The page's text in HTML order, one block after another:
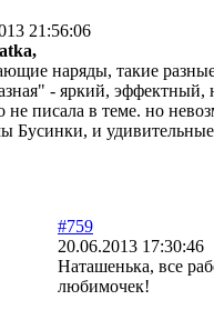
21:56:06
наряды, такие
- яркий,
не писала в теме. но
Бусинки, и
#759
20.06.2013 17:30:46
Наташенька, все
любимочек!